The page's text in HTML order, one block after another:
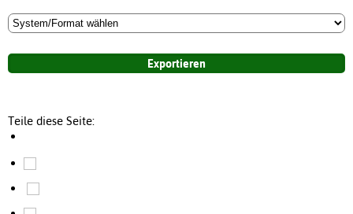
Teile diese Seite: